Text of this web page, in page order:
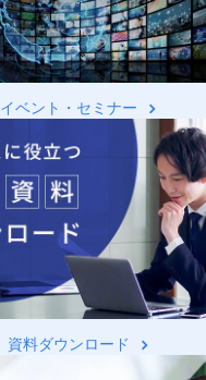
イベント・セミナー
資料ダウンロード